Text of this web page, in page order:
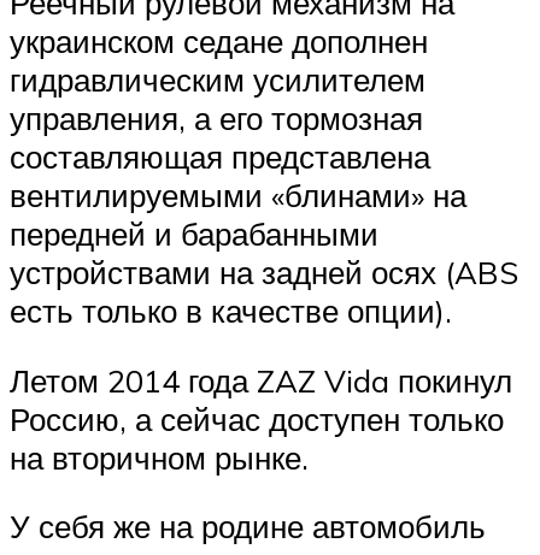
украинском седане дополнен
гидравлическим усилителем
управления, а его тормозная
составляющая представлена
вентилируемыми «блинами» на
передней и барабанными
устройствами на задней осях (ABS
есть только в качестве опции).
Летом 2014 года ZAZ Vida покинул
Россию, а сейчас доступен только
на вторичном рынке.
У себя же на родине автомобиль